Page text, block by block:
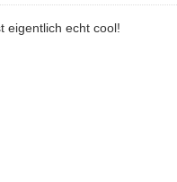
eigentlich echt cool!